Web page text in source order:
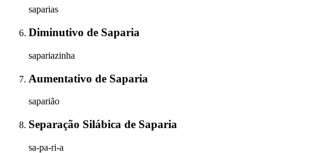
saparias
Diminutivo de Saparia
sapariazinha
Aumentativo de Saparia
saparião
Separação Silábica de Saparia
sa-pa-ri-a